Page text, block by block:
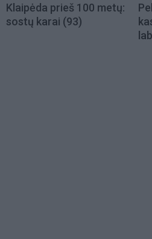
Klaipėda prieš 100 metų:
sostų karai (93)